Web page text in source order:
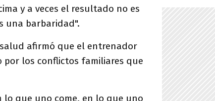
y a veces el resultado no es
una barbaridad".
afirmó que el entrenador
por los conflictos familiares que
lo que uno come, en lo que uno